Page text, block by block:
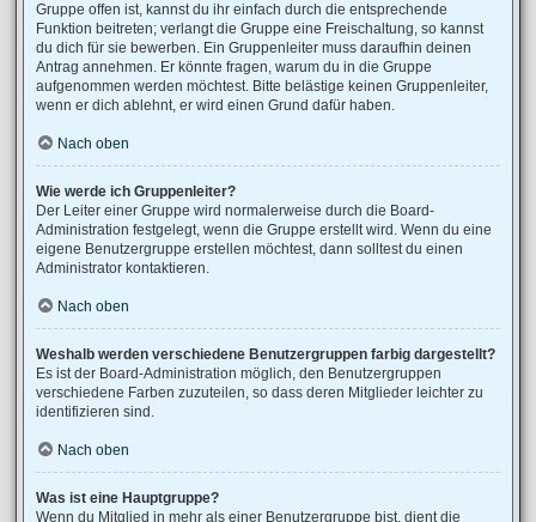
Gruppe offen ist, kannst du ihr einfach durch die entsprechende
Funktion beitreten; verlangt die Gruppe eine Freischaltung, so kannst
du dich für sie bewerben. Ein Gruppenleiter muss daraufhin deinen
Antrag annehmen. Er könnte fragen, warum du in die Gruppe
aufgenommen werden möchtest. Bitte belästige keinen Gruppenleiter,
wenn er dich ablehnt, er wird einen Grund dafür haben.
Nach oben
Wie werde ich Gruppenleiter?
Der Leiter einer Gruppe wird normalerweise durch die Board-
Administration festgelegt, wenn die Gruppe erstellt wird. Wenn du eine
eigene Benutzergruppe erstellen möchtest, dann solltest du einen
Administrator kontaktieren.
Nach oben
Weshalb werden verschiedene Benutzergruppen farbig dargestellt?
Es ist der Board-Administration möglich, den Benutzergruppen
verschiedene Farben zuzuteilen, so dass deren Mitglieder leichter zu
identifizieren sind.
Nach oben
Was ist eine Hauptgruppe?
Wenn du Mitglied in mehr als einer Benutzergruppe bist, dient die